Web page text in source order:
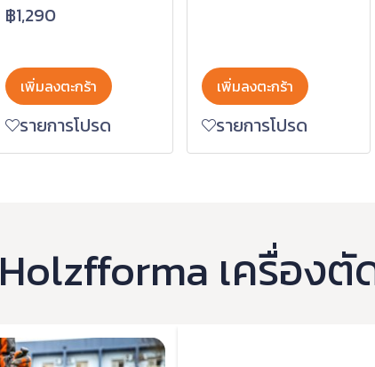
฿1,290
เพิ่มลงตะกร้า
รายการโปรด
เพิ่มลงตะกร้า
รายการโปรด
Holzfforma เครื่อง